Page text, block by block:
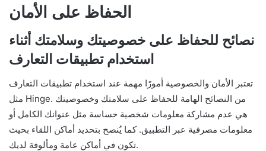
الحفاظ على الأمان
نصائح للحفاظ على خصوصيتك وسلامتك أثناء
استخدام تطبيقات التعارف
تعتبر الأمان والخصوصية أمورًا مهمة عند استخدام تطبيقات التعارف
مثل Hinge. من النصائح الهامة للحفاظ على سلامتك وخصوصيتك
هي عدم مشاركة معلومات شخصية حساسة مثل عنوانك الكامل أو
معلومات مصرفية عبر التطبيق. كما يُنصح بتحديد أماكن اللقاء بحيث
تكون في أماكن عامة ومألوفة لديك.